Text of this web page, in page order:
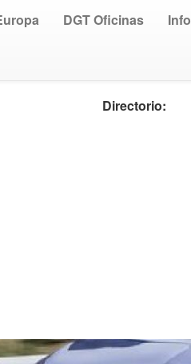
DGT Oficinas Info
Directorio: